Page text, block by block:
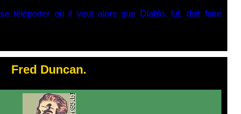
téléporter où il veut alors que Diablo, lui, doit faire
Fred Duncan.